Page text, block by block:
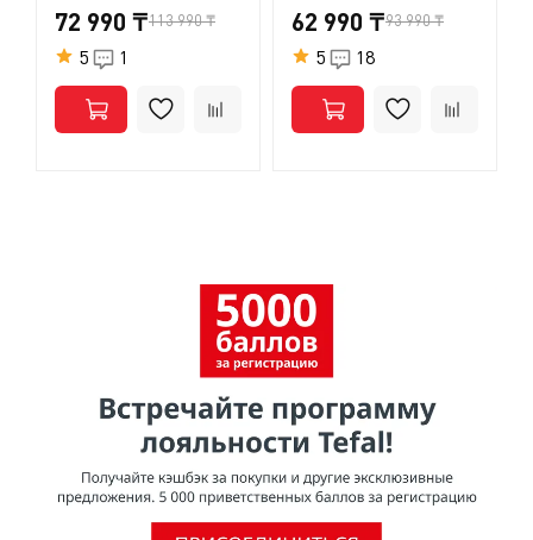
72 990 ₸113 990 ₸
5 1
62 990 ₸93 990 ₸
5 18